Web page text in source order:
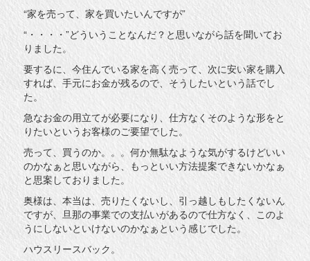
“家を売って、家を買いたいんですが”
“・・・・”どういうことなんだ？と思いながら話を聞いてお
りました。
要するに、今住んでいる家を高く売って、次に安い家を購入
すれば、手元にお金が残るので、そうしたいという話でし
た。
急なお金の用立てが必要になり、仕方なくそのような形をと
りたいというお客様のご要望でした。
売って、買うのか。。。何か無駄なような気がするけどいい
のかなぁと思いながら、もっといい方法提案できないかなぁ
と思案しておりました。
奥様は、本当は、売りたくないし、引っ越しもしたくないん
ですが、旦那の事業での支払いがあるので仕方なく、このよ
うにしないといけないのかなぁという感じでした。
ハウスリースバック。